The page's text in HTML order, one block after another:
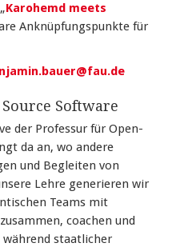
Karohemd meets
Anknüpfungspunkte für
Software
der Professur für Open-
da an, wo andere
und Begleiten von
Lehre generieren wir
Teams mit
coachen und
während staatlicher